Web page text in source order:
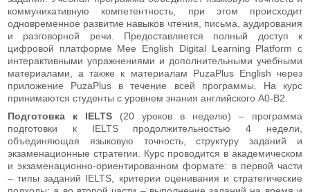
коммуникативную компетентность, при этом происходит
одновременное развитие навыков чтения, письма, аудирования
и разговорной речи. Предоставляется полный доступ к
цифровой платформе Mee English Digital Learning Platform с
интерактивными упражнениями и дополнительными учебными
материалами, а также к материалам PuzaPlus English через
приложение PuzaPlus в течение всей программы. На курс
принимаются студенты с уровнем знания английского А0-В2.
Подготовка к IELTS (20 уроков в неделю) – программа
подготовки к IELTS продолжительностью 4 недели,
объединяющая языковую точность, структуру заданий и
экзаменационные стратегии. Курс проводится в академическом
и экзаменационно-ориентированном формате: в первой части
– типы заданий IELTS, критерии оценивания и стратегические